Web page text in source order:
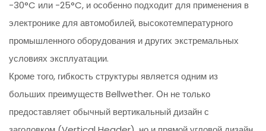
-30°C или -25°C, и особенно подходит для применения в
электронике для автомобилей, высокотемпературного
промышленного оборудования и других экстремальных
условиях эксплуатации.
Кроме того, гибкость структуры является одним из
больших преимуществ Bellwether. Он не только
предоставляет обычный вертикальный дизайн с